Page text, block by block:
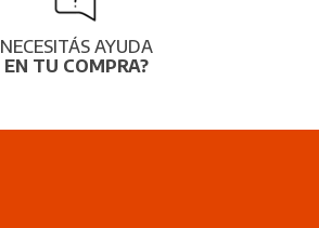
NECESITÁS AYUDA
EN TU COMPRA?